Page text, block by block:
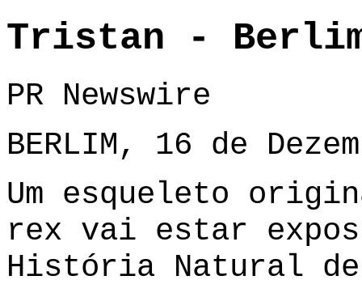
Tristan - Berlim
PR Newswire
BERLIM, 16 de
Um esqueleto
rex vai estar
História Natural